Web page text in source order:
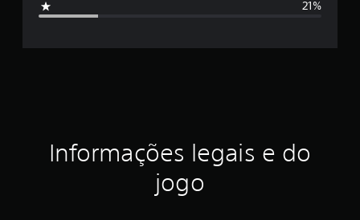
i
ç
21%
Informações legais e do
jogo